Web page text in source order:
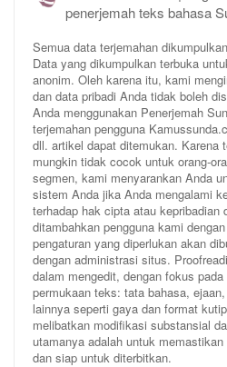
penerjemah teks bahasa
Semua data terjemahan
Data yang dikumpulkan terbuka
anonim. Oleh karena itu, kami
dan data pribadi Anda tidak boleh
Anda menggunakan Penerjemah
terjemahan pengguna
dll. artikel dapat ditemukan. Karena
mungkin tidak cocok untuk orang-
segmen, kami menyarankan Anda
sistem Anda jika Anda mengalami
terhadap hak cipta atau kepribadian
ditambahkan pengguna kami
pengaturan yang diperlukan akan
dengan administrasi situs.
dalam mengedit, dengan fokus
permukaan teks: tata bahasa,
lainnya seperti gaya dan format
melibatkan modifikasi substansial
utamanya adalah untuk
dan siap untuk diterbitkan.